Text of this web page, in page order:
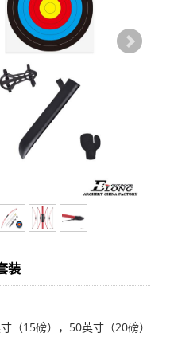
装
（15磅），50英寸（20磅）